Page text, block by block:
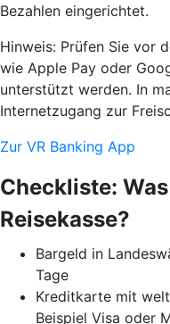
Bezahlen eingerichtet.
Hinweis: Prüfen Sie vor
wie Apple Pay oder
unterstützt werden. In
Internetzugang zur
Zur VR Banking App
Checkliste:
Reisekasse?
Bargeld in
Tage
Kreditkarte mit
Beispiel Visa oder